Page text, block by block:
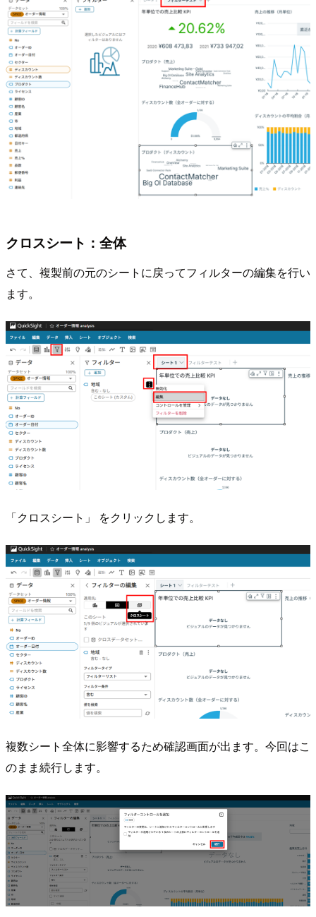
クロスシート：全体
さて、複製前の元のシートに戻ってフィルターの編集を行い
ます。
「クロスシート」 をクリックします。
複数シート全体に影響するため確認画面が出ます。今回はこ
のまま続行します。